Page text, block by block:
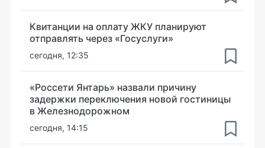
Квитанции на оплату ЖКУ планируют
отправлять через «Госуслуги»
сегодня, 12:35
«Россети Янтарь» назвали причину
задержки переключения новой гостиницы
в Железнодорожном
сегодня, 14:15